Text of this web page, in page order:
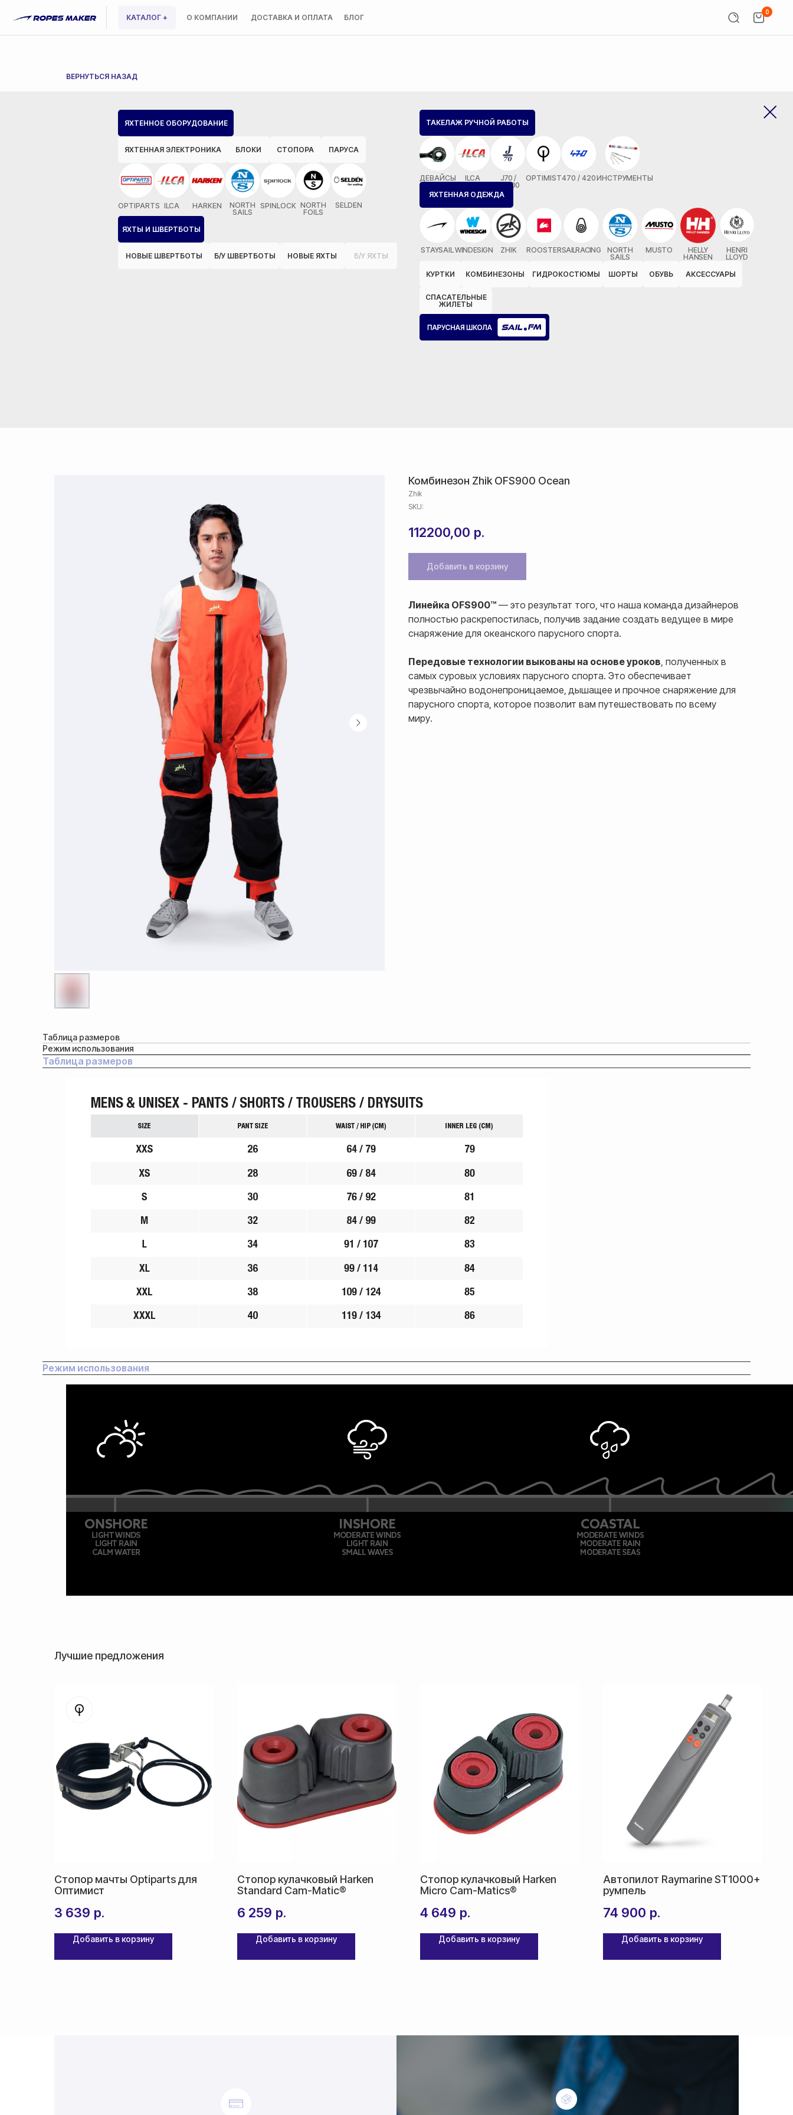
О КОМПАНИИ ДОСТАВКА И ОПЛАТА БЛОГ
КАТАЛОГ +
0
ВЕРНУТЬСЯ НАЗАД
ЯХТЕННОЕ ОБОРУДОВАНИЕ
ЯХТЕННАЯ ЭЛЕКТРОНИКА БЛОКИ СТОПОРА ПАРУСА
OPTIPARTS ILCA HARKEN
NORTH
SAILS
SPINLOCK NORTH
FOILS
SELDEN
ЯХТЫ И ШВЕРТБОТЫ
НОВЫЕ ШВЕРТБОТЫ Б/У ШВЕРТБОТЫ НОВЫЕ ЯХТЫ Б/У ЯХТЫ
ТАКЕЛАЖ РУЧНОЙ РАБОТЫ
ДЕВАЙСЫ ILCA
J70 /
MX700
OPTIMIST470 / 420ИНСТРУМЕНТЫ
ЯХТЕННАЯ ОДЕЖДА
STAYSAILWINDESIGN ZHIK ROOSTERSAILRACING
NORTH
SAILS
MUSTO
HELLY
HANSEN
HENRI
LLOYD
КУРТКИ
КОМБИНЕЗОНЫ ГИДРОКОСТЮМЫ ШОРТЫ ОБУВЬ АКСЕССУАРЫ
СПАСАТЕЛЬНЫЕ
ЖИЛЕТЫ
Комбинезон Zhik OFS900 Ocean
Zhik
SKU:
112200,00 р.
Добавить в корзину
Линейка OFS900™ — это результат того, что наша команда дизайнеров
полностью раскрепостилась, получив задание создать ведущее в мире
снаряжение для океанского парусного спорта.
Передовые технологии выкованы на основе уроков , полученных в
самых суровых условиях парусного спорта. Это обеспечивает
чрезвычайно водонепроницаемое, дышащее и прочное снаряжение для
парусного спорта, которое позволит вам путешествовать по всему
миру.
Таблица размеров
Режим использования
Таблица размеров
Режим использования
Лучшие предложения
Стопор мачты Optiparts для
Оптимист
3 639 р.
Добавить в корзину
Стопор кулачковый Harken
Standard Cam-Matic®
6 259 р.
Добавить в корзину
Стопор кулачковый Harken
Micro Cam-Matics®
4 649 р.
Добавить в корзину
Автопилот Raymarine ST1000+
румпель
74 900 р.
Добавить в корзину